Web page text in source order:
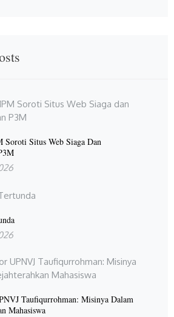
Situs Web Siaga Dan
Taufiqurrohman: Misinya Dalam
Mahasiswa